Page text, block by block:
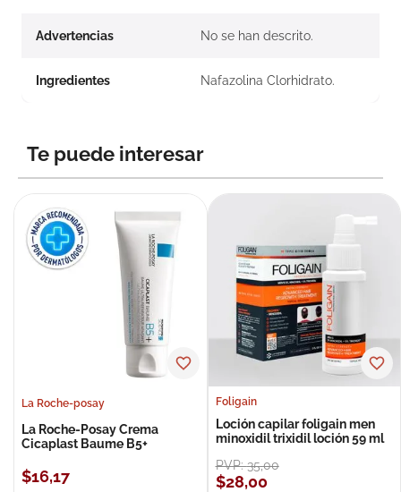
Advertencias No se han descrito.
Ingredientes Nafazolina Clorhidrato.
Te puede interesar
La Roche-posay
La Roche-Posay Crema
Cicaplast Baume B5+
$16,17
Foligain
Loción capilar foligain men
minoxidil trixidil loción 59 ml
PVP:35,00
$28,00